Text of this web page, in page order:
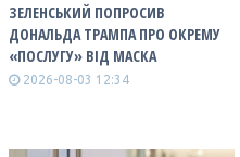
ЗЕЛЕНСЬКИЙ ПОПРОСИВ
ДОНАЛЬДА ТРАМПА ПРО ОКРЕМУ
«ПОСЛУГУ» ВІД МАСКА
2026-08-03 12:34